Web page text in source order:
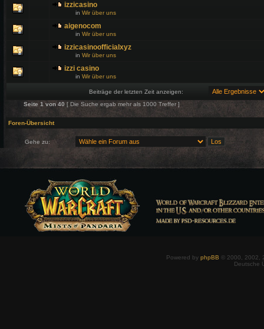
izzicasino
in Wir über uns
aigenocom
in Wir über uns
izzicasinoofficialxyz
in Wir über uns
izzi casino
in Wir über uns
Beiträge der letzten Zeit anzeigen:
Seite 1 von40 [ Die Suche ergab mehr als 1000 Treffer ]
Foren-Übersicht
Gehe zu:
Powered by phpBB © 2000, 2002,
Deutsche